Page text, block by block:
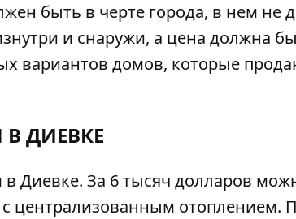
быть в черте города, в нем не
и снаружи, а цена должна
вариантов домов, которые
ДИЕВКЕ
Диевке. За 6 тысяч долларов
централизованным отоплением.